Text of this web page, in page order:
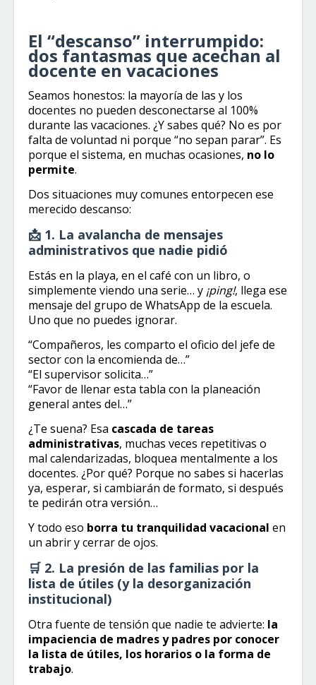
El “descanso” interrumpido:
dos fantasmas que acechan al
docente en vacaciones
Seamos honestos: la mayoría de las y los
docentes no pueden desconectarse al 100%
durante las vacaciones. ¿Y sabes qué? No es por
falta de voluntad ni porque “no sepan parar”. Es
porque el sistema, en muchas ocasiones, no lo
permite.
Dos situaciones muy comunes entorpecen ese
merecido descanso:
📩 1. La avalancha de mensajes
administrativos que nadie pidió
Estás en la playa, en el café con un libro, o
simplemente viendo una serie… y ¡ping!, llega ese
mensaje del grupo de WhatsApp de la escuela.
Uno que no puedes ignorar.
“Compañeros, les comparto el oficio del jefe de
sector con la encomienda de…”
“El supervisor solicita…”
“Favor de llenar esta tabla con la planeación
general antes del…”
¿Te suena? Esa cascada de tareas
administrativas, muchas veces repetitivas o
mal calendarizadas, bloquea mentalmente a los
docentes. ¿Por qué? Porque no sabes si hacerlas
ya, esperar, si cambiarán de formato, si después
te pedirán otra versión…
Y todo eso borra tu tranquilidad vacacional en
un abrir y cerrar de ojos.
🛒 2. La presión de las familias por la
lista de útiles (y la desorganización
institucional)
Otra fuente de tensión que nadie te advierte: la
impaciencia de madres y padres por conocer
la lista de útiles, los horarios o la forma de
trabajo.